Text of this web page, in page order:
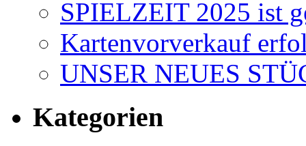
SPIELZEIT 2025 ist
Kartenvorverkauf
UNSER NEUES
Kategorien